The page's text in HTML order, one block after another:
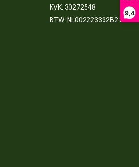
9,4
KVK: 30272548
BTW: NL002223332B21